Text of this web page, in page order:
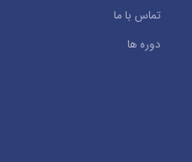
تماس با ما
دوره ها